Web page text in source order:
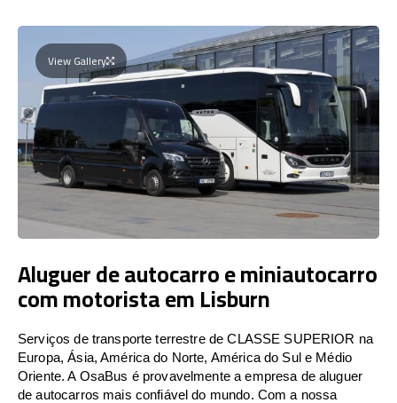
View Gallery
Aluguer de autocarro e miniautocarro
com motorista em Lisburn
Serviços de transporte terrestre de CLASSE SUPERIOR na
Europa, Ásia, América do Norte, América do Sul e Médio
Oriente. A OsaBus é provavelmente a empresa de aluguer
de autocarros mais confiável do mundo. Com a nossa